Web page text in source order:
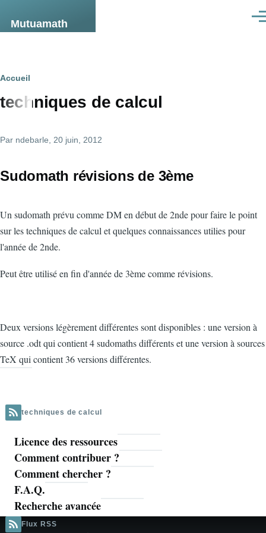
Mutuamath
Fil
d'Ariane
Accueil
techniques de calcul
Par ndebarle , 20 juin, 2012
Sudomath révisions de 3ème
Un sudomath prévu comme DM en début de 2nde pour faire le point
sur les techniques de calcul et quelques connaissances utilies pour
l'année de 2nde.
Peut être utilisé en fin d'année de 3ème comme révisions.
Deux versions légèrement différentes sont disponibles : une version à
source .odt qui contient 4 sudomaths différents et une version à sources
TeX qui contient 36 versions différentes.
techniques de calcul
Navigation
principale
Licence des ressources
Comment contribuer ?
Comment chercher ?
F.A.Q.
Recherche avancée
Flux RSS